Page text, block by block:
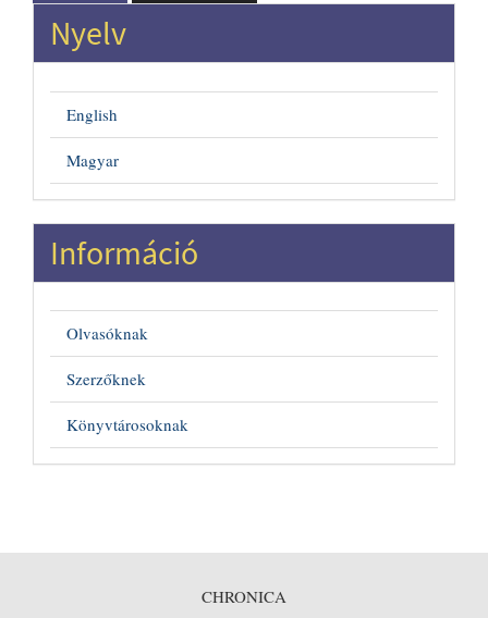
Nyelv
English
Magyar
Információ
Olvasóknak
Szerzőknek
Könyvtárosoknak
CHRONICA